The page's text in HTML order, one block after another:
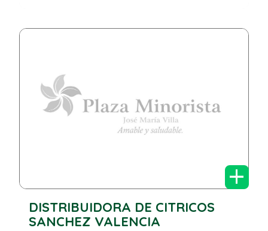
+
DISTRIBUIDORA DE CITRICOS
SANCHEZ VALENCIA